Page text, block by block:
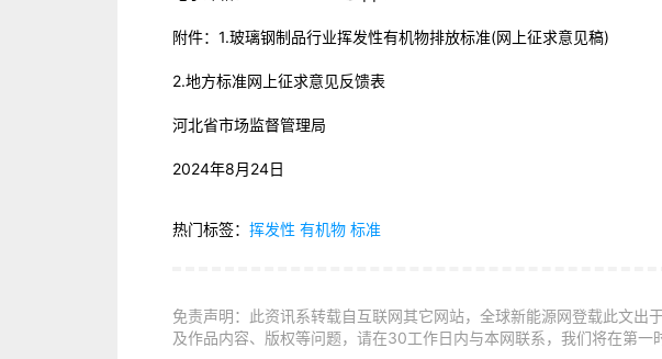
附件：1.玻璃钢制品行业挥发性有机物排放标准(网上征求意见稿)
2.地方标准网上征求意见反馈表
河北省市场监督管理局
2024年8月24日
热门标签： 挥发性 有机物 标准
免责声明：此资讯系转载自互联网其它网站，全球新能源网登载此文
及作品内容、版权等问题，请在30工作日内与本网联系，我们将在第一